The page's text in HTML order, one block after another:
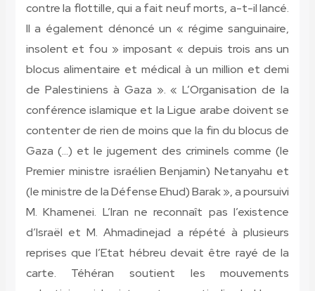
contre la flottille, qui a fait neuf morts, a-t-il lancé.
Il a également dénoncé un « régime sanguinaire,
insolent et fou » imposant « depuis trois ans un
blocus alimentaire et médical à un million et demi
de Palestiniens à Gaza ». « L’Organisation de la
conférence islamique et la Ligue arabe doivent se
contenter de rien de moins que la fin du blocus de
Gaza (…) et le jugement des criminels comme (le
Premier ministre israélien Benjamin) Netanyahu et
(le ministre de la Défense Ehud) Barak », a poursuivi
M. Khamenei. L’Iran ne reconnaît pas l’existence
d’Israël et M. Ahmadinejad a répété à plusieurs
reprises que l’Etat hébreu devait être rayé de la
carte. Téhéran soutient les mouvements